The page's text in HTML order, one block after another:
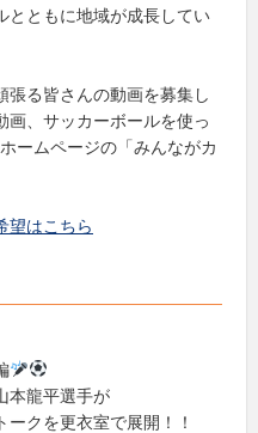
とともに地域が成長してい
張る皆さんの動画を募集し
画、サッカーボールを使っ
ームページの「みんながカ
望はこちら
本龍平選手が
クを更衣室で展開！！